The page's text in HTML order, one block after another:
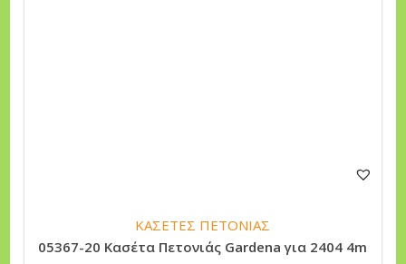
ΚΑΣΕΤΕΣ ΠΕΤΟΝΙΑΣ
05367-20 Κασέτα Πετονιάς Gardena για 2404 4m